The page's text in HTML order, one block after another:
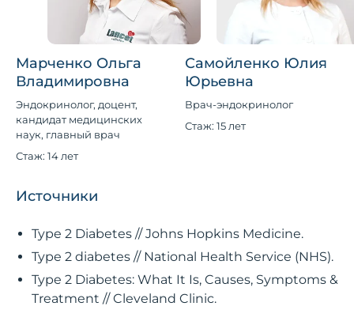
Марченко Ольга
Владимировна
Эндокринолог, доцент,
кандидат медицинских
наук, главный врач
Стаж: 14 лет
Самойленко Юлия
Юрьевна
Врач-эндокринолог
Стаж: 15 лет
Источники
Type 2 Diabetes // Johns Hopkins Medicine.
Type 2 diabetes // National Health Service (NHS).
Type 2 Diabetes: What It Is, Causes, Symptoms &
Treatment // Cleveland Clinic.